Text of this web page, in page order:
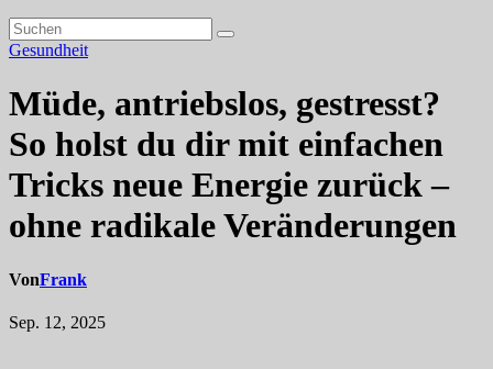
Gesundheit
Müde, antriebslos, gestresst?
So holst du dir mit einfachen
Tricks neue Energie zurück –
ohne radikale Veränderungen
VonFrank
Sep. 12, 2025